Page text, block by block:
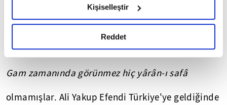
okumak ve sitemizi ziyaretiniz kapsamında
gerçekleştirilen veri işleme faaliyetleri ile ilgili daha
detaylı bilgi almak için lütfentıklayınız.
Kişiselleştir
Reddet
göğüslemiş, tepki göstermişler. Aralarında
kardeşlikten öte bir hukuk gelişmiş. Her dostlukta
olduğu gibi onlar da diğeri için fedakarlıktan veya
feragat etmekten çekinmemişler. Onlar,
Gam zamanında görünmez hiçyârân-ı safâ
olmamışlar. Ali Yakup Efendi Türkiye'ye geldiğinde